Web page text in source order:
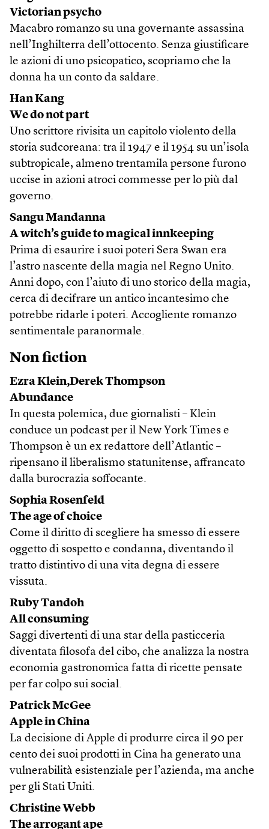
Victorian psycho
Macabro romanzo su una governante assassina
nell’Inghilterra dell’ottocento. Senza giustificare
le azioni di uno psicopatico, scopriamo che la
donna ha un conto da saldare.
Han Kang
We do not part
Uno scrittore rivisita un capitolo violento della
storia sudcoreana: tra il 1947 e il 1954 su un’isola
subtropicale, almeno trentamila persone furono
uccise in azioni atroci commesse per lo più dal
governo.
Sangu Mandanna
A witch’s guide to magical innkeeping
Prima di esaurire i suoi poteri Sera Swan era
l’astro nascente della magia nel Regno Unito.
Anni dopo, con l’aiuto di uno storico della magia,
cerca di decifrare un antico incantesimo che
potrebbe ridarle i poteri. Accogliente romanzo
sentimentale paranormale.
Non fiction
Ezra Klein,Derek Thompson
Abundance
In questa polemica, due giornalisti – Klein
conduce un podcast per il New York Times e
Thompson è un ex redattore dell’Atlantic –
ripensano il liberalismo statunitense, affrancato
dalla burocrazia soffocante.
Sophia Rosenfeld
The age of choice
Come il diritto di scegliere ha smesso di essere
oggetto di sospetto e condanna, diventando il
tratto distintivo di una vita degna di essere
vissuta.
Ruby Tandoh
All consuming
Saggi divertenti di una star della pasticceria
diventata filosofa del cibo, che analizza la nostra
economia gastronomica fatta di ricette pensate
per far colpo sui social.
Patrick McGee
Apple in China
La decisione di Apple di produrre circa il 90 per
cento dei suoi prodotti in Cina ha generato una
vulnerabilità esistenziale per l’azienda, ma anche
per gli Stati Uniti.
Christine Webb
The arrogant ape